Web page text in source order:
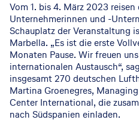
Vom 1. bis 4. März 2023 reisen
Unternehmerinnen und -
Schauplatz der Veranstaltung
Marbella. „Es ist die erste
Monaten Pause. Wir freuen
internationalen Austausch“,
insgesamt 270 deutschen
Martina Groenegres,
Center International, die
nach Südspanien einladen.